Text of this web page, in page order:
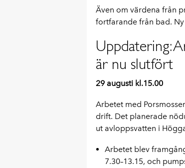
Även om värdena från
fortfarande från bad.
Uppdatering:
är nu slutfört
29 augusti kl.15.00
Arbetet med
drift. Det planerade
ut avloppsvatten i
Arbetet blev
7.30–13.15, och